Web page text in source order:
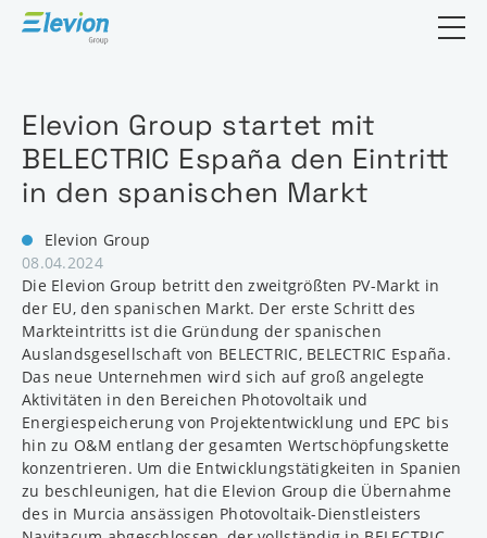
Suchfeld
Elevion Group startet mit
BELECTRIC España den Eintritt
in den spanischen Markt
Elevion Group
08.04.2024
Die Elevion Group betritt den zweitgrößten PV-Markt in
der EU, den spanischen Markt. Der erste Schritt des
Markteintritts ist die Gründung der spanischen
Auslandsgesellschaft von BELECTRIC, BELECTRIC España.
Das neue Unternehmen wird sich auf groß angelegte
Aktivitäten in den Bereichen Photovoltaik und
Energiespeicherung von Projektentwicklung und EPC bis
hin zu O&M entlang der gesamten Wertschöpfungskette
konzentrieren. Um die Entwicklungstätigkeiten in Spanien
zu beschleunigen, hat die Elevion Group die Übernahme
des in Murcia ansässigen Photovoltaik-Dienstleisters